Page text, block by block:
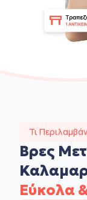
Τι
Βρες
Εύκολα